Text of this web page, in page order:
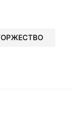
news
Viber
в LinkedIn